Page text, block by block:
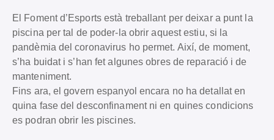
El Foment d’Esports està treballant per deixar a punt la
piscina per tal de poder-la obrir aquest estiu, si la
pandèmia del coronavirus ho permet. Així, de moment,
s’ha buidat i s’han fet algunes obres de reparació i de
manteniment.
Fins ara, el govern espanyol encara no ha detallat en
quina fase del desconfinament ni en quines condicions
es podran obrir les piscines.